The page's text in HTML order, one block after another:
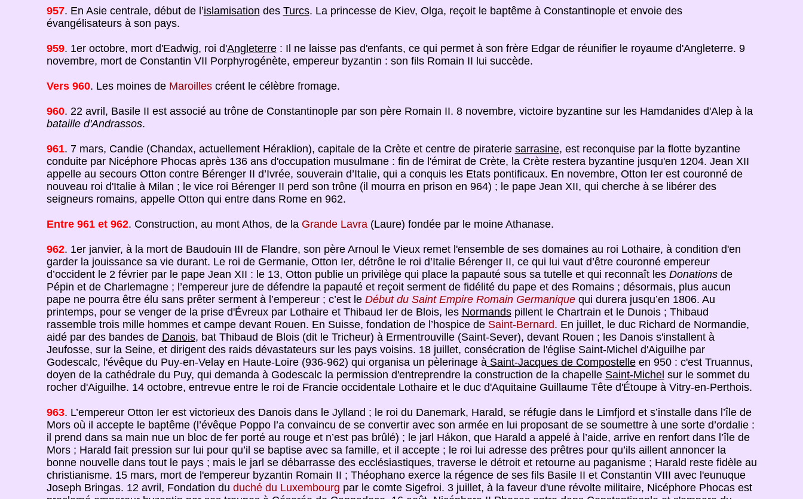
957. En Asie centrale, début de l’islamisation des Turcs. La princesse de Kiev, Olga, reçoit le baptême à Constantinople et envoie des
évangélisateurs à son pays.
959. 1er octobre, mort d'Eadwig, roi d'Angleterre: Il ne laisse pas d'enfants, ce qui permet à son frère Edgar de réunifier le royaume d'Angleterre. 9
novembre, mort de Constantin VII Porphyrogénète, empereur byzantin : son fils Romain II lui succède.
Vers 960. Les moines de Maroillescréent le célèbre fromage.
960. 22 avril, Basile II est associé au trône de Constantinople par son père Romain II. 8 novembre, victoire byzantine sur les Hamdanides d'Alep à la
bataille d'Andrassos.
961. 7 mars, Candie (Chandax, actuellement Héraklion), capitale de la Crète et centre de piraterie sarrasine, est reconquise par la flotte byzantine
conduite par Nicéphore Phocas après 136 ans d'occupation musulmane : fin de l'émirat de Crète, la Crète restera byzantine jusqu'en 1204. Jean XII
appelle au secours Otton contre Bérenger II d’Ivrée, souverain d’Italie, qui a conquis les Etats pontificaux. En novembre, Otton Ier est couronné de
nouveau roi d'Italie à Milan ; le vice roi Bérenger II perd son trône (il mourra en prison en 964) ; le pape Jean XII, qui cherche à se libérer des
seigneurs romains, appelle Otton qui entre dans Rome en 962.
Entre 961 et 962. Construction, au mont Athos, de la Grande Lavra(Laure) fondée par le moine Athanase.
962. 1er janvier, à la mort de Baudouin III de Flandre, son père Arnoul le Vieux remet l'ensemble de ses domaines au roi Lothaire, à condition d'en
garder la jouissance sa vie durant. Le roi de Germanie, Otton Ier, détrône le roi d’Italie Bérenger II, ce qui lui vaut d’être couronné empereur
d’occident le 2 février par le pape Jean XII : le 13, Otton publie un privilège qui place la papauté sous sa tutelle et qui reconnaît les Donationsde
Pépin et de Charlemagne ; l’empereur jure de défendre la papauté et reçoit serment de fidélité du pape et des Romains ; désormais, plus aucun
pape ne pourra être élu sans prêter serment à l’empereur ; c’est le Début du Saint Empire Romain Germaniquequi durera jusqu’en 1806. Au
printemps, pour se venger de la prise d'Évreux par Lothaire et Thibaud Ier de Blois, les Normandspillent le Chartrain et le Dunois ; Thibaud
rassemble trois mille hommes et campe devant Rouen. En Suisse, fondation de l’hospice de Saint-Bernard. En juillet, le duc Richard de Normandie,
aidé par des bandes de Danois, bat Thibaud de Blois (dit le Tricheur) à Ermentrouville (Saint-Sever), devant Rouen ; les Danois s'installent à
Jeufosse, sur la Seine, et dirigent des raids dévastateurs sur les pays voisins. 18 juillet, consécration de l'église Saint-Michel d'Aiguilhe par
Godescalc, l'évêque du Puy-en-Velay en Haute-Loire (936-962) qui organisa un pèlerinage àSaint-Jacques de Compostelleen 950 : c'est Truannus,
doyen de la cathédrale du Puy, qui demanda à Godescalc la permission d'entreprendre la construction de la chapelle Saint-Michel sur le sommet du
rocher d'Aiguilhe. 14 octobre, entrevue entre le roi de Francie occidentale Lothaire et le duc d'Aquitaine Guillaume Tête d'Étoupe à Vitry-en-Perthois.
963. L’empereur Otton Ier est victorieux des Danois dans le Jylland ; le roi du Danemark, Harald, se réfugie dans le Limfjord et s’installe dans l’île de
Mors où il accepte le baptême (l’évêque Poppo l’a convaincu de se convertir avec son armée en lui proposant de se soumettre à une sorte d’ordalie :
il prend dans sa main nue un bloc de fer porté au rouge et n’est pas brûlé) ; le jarl Hákon, que Harald a appelé à l’aide, arrive en renfort dans l’île de
Mors ; Harald fait pression sur lui pour qu’il se baptise avec sa famille, et il accepte ; le roi lui adresse des prêtres pour qu’ils aillent annoncer la
bonne nouvelle dans tout le pays ; mais le jarl se débarrasse des ecclésiastiques, traverse le détroit et retourne au paganisme ; Harald reste fidèle au
christianisme. 15 mars, mort de l'empereur byzantin Romain II ; Théophano exerce la régence de ses fils Basile II et Constantin VIII avec l'eunuque
Joseph Bringas. 12 avril, Fondation du duché du Luxembourg par le comte Sigefroi. 3 juillet, à la faveur d'une révolte militaire, Nicéphore Phocas est